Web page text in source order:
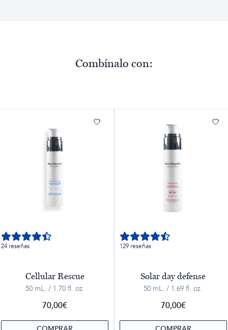
Combínalo con:
24 reseñas
Cellular Rescue
50 mL. / 1.70 fl. oz.
70,00€
129 reseñas
Solar day defense
50 mL. / 1.69 fl. oz.
70,00€